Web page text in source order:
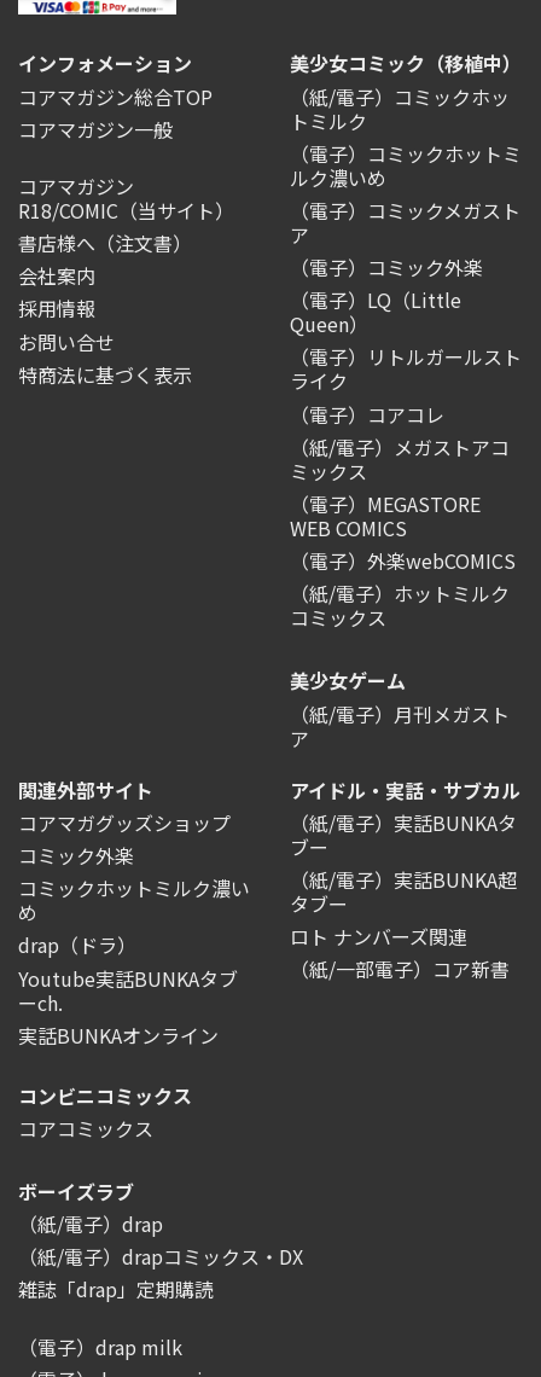
インフォメーション
コアマガジン総合TOP
コアマガジン一般
コアマガジン
R18/COMIC （当サイト）
書店様へ（注文書）
会社案内
採用情報
お問い合せ
特商法に基づく表示
美少女コミック（移植中）
（紙/電子）コミックホッ
トミルク
（電子）コミックホットミ
ルク濃いめ
（電子）コミックメガスト
ア
（電子）コミック外楽
（電子）LQ（Little
Queen）
（電子）リトルガールスト
ライク
（電子）コアコレ
（紙/電子）メガストアコ
ミックス
（電子）MEGASTORE
WEB COMICS
（電子）外楽webCOMICS
（紙/電子）ホットミルク
コミックス
美少女ゲーム
（紙/電子）月刊メガスト
ア
関連外部サイト
コアマガグッズショップ
コミック外楽
コミックホットミルク濃い
め
drap（ドラ）
Youtube実話BUNKAタブ
ーch.
実話BUNKAオンライン
アイドル・実話・サブカル
（紙/電子）実話BUNKAタ
ブー
（紙/電子）実話BUNKA超
タブー
ロト ナンバーズ関連
（紙/一部電子）コア新書
コンビニコミックス
コアコミックス
ボーイズラブ
（紙/電子）drap
（紙/電子）drapコミックス・DX
雑誌「drap」定期購読
（電子）drap milk